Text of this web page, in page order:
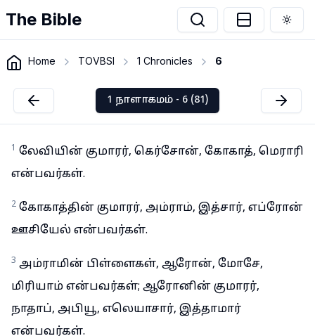
The Bible
Home TOVBSI 1 Chronicles 6
1 நாளாகமம் - 6 (81)
1 லேவியின் குமாரர், கெர்சோன், கோகாத், மெராரி
என்பவர்கள்.
2 கோகாத்தின் குமாரர், அம்ராம், இத்சார், எப்ரோன்
ஊசியேல் என்பவர்கள்.
3 அம்ராமின் பிள்ளைகள், ஆரோன், மோசே,
மிரியாம் என்பவர்கள்; ஆரோனின் குமாரர்,
நாதாப், அபியூ, எலெயாசார், இத்தாமார்
என்பவர்கள்.